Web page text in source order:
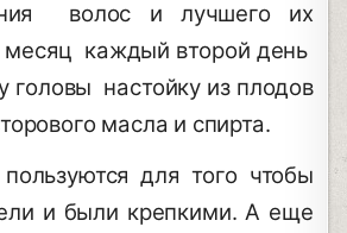
волос и лучшего их
каждый второй день
головы настойку из плодов
масла и спирта.
для того чтобы
и были крепкими. А еще